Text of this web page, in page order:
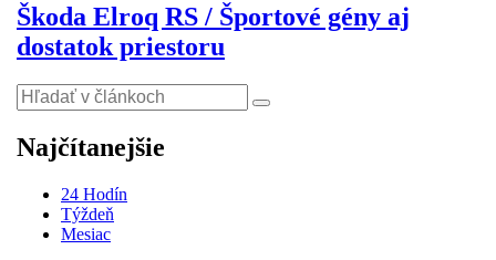
Škoda Elroq RS / Športové gény aj
dostatok priestoru
Najčítanejšie
24 Hodín
Týždeň
Mesiac